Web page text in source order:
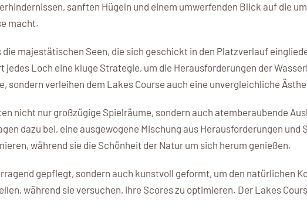
sanften Hügeln und einem umwerfenden Blick auf die
macht.
majestätischen Seen, die sich geschickt in den Platzverlauf
Loch eine kluge Strategie, um die Herausforderungen der
sondern verleihen dem Lakes Course auch eine unvergleichliche
nicht nur großzügige Spielräume, sondern auch atemberaubende
dazu bei, eine ausgewogene Mischung aus Herausforderungen
während sie die Schönheit der Natur um sich herum genießen.
gepflegt, sondern auch kunstvoll geformt, um den natürlichen
während sie versuchen, ihre Scores zu optimieren. Der Lakes